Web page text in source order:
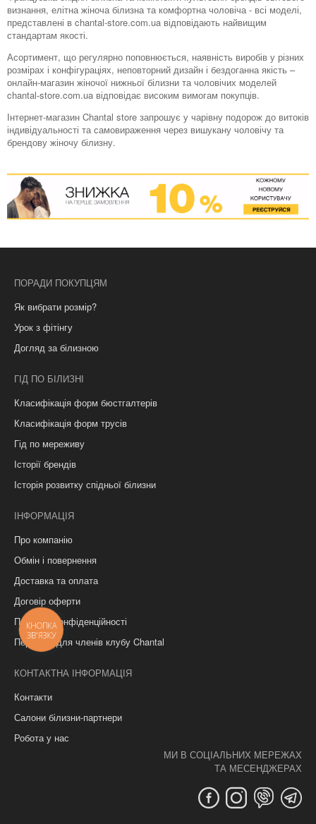
визнання, елітна жіноча білизна та комфортна чоловіча - всі моделі,
представлені в chantal-store.com.ua відповідають найвищим
стандартам якості.
Асортимент, що регулярно поповнюється, наявність виробів у різних
розмірах і конфігураціях, неповторний дизайн і бездоганна якість –
онлайн-магазин жіночої нижньої білизни та чоловічих моделей
chantal-store.com.ua відповідає високим вимогам покупців.
Інтернет-магазин Chantal store запрошує у чарівну подорож до витоків
індивідуальності та самовираження через вишукану чоловічу та
брендову жіночу білизну.
ПОРАДИ ПОКУПЦЯМ
Як вибрати розмір?
Урок з фітінгу
Догляд за білизною
ГІД ПО БІЛИЗНІ
Класифікація форм бюстгалтерів
Класифікація форм трусів
Гід по мереживу
Історії брендів
Історія розвитку спідньої білизни
ІНФОРМАЦІЯ
Про компанію
Обмін і повернення
Доставка та оплата
Договір оферти
Політика конфіденційності
Переваги для членів клубу Chantal
КОНТАКТНА ІНФОРМАЦІЯ
Контакти
Салони білизни-партнери
Робота у нас
МИ В СОЦІАЛЬНИХ МЕРЕЖАХ
ТА МЕСЕНДЖЕРАХ
КНОПКА
ЗВ'ЯЗКУ